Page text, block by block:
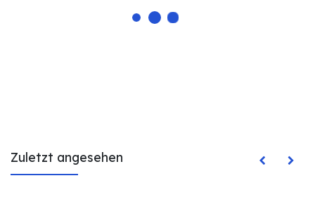
Zuletzt angesehen